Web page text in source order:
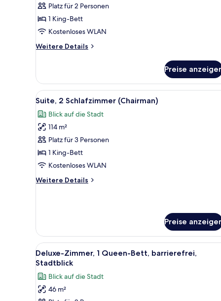
1
Schlafzimmer
(King,
Suite)
Platz für 2 Personen
1 King-Bett
Kostenloses WLAN
Weitere Details
Weitere
1
Schlafzimmer
(King,
Suite)
Preise
Alle
Fotos
für
Suite,
2 Schlafzimmer
(Chairman)
anzeigen
Suite, 2 Schlafzimmer
6
Suite, 2 Schlafzimmer (Chairman)
Blick auf die Stadt
114 m²
Platz für 3 Personen
1 King-Bett
Kostenloses WLAN
Weitere Details
Weitere
Preise
Alle
Fotos
für
Deluxe-
Zimmer,
6
Deluxe-Zimmer, 1 Queen-Bett, barrierefrei,
Stadtblick
Blick auf die Stadt
46 m²